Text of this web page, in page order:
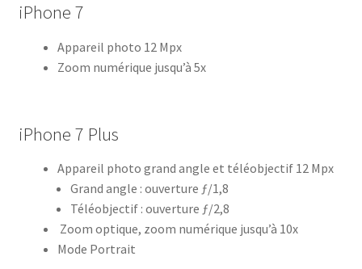
iPhone 7
Appareil photo 12 Mpx
Zoom numérique jusqu’à 5x
iPhone 7 Plus
Appareil photo grand angle et téléobjectif 12 Mpx
Grand angle : ouverture ƒ/1,8
Téléobjectif : ouverture ƒ/2,8
Zoom optique, zoom numérique jusqu’à 10x
Mode Portrait